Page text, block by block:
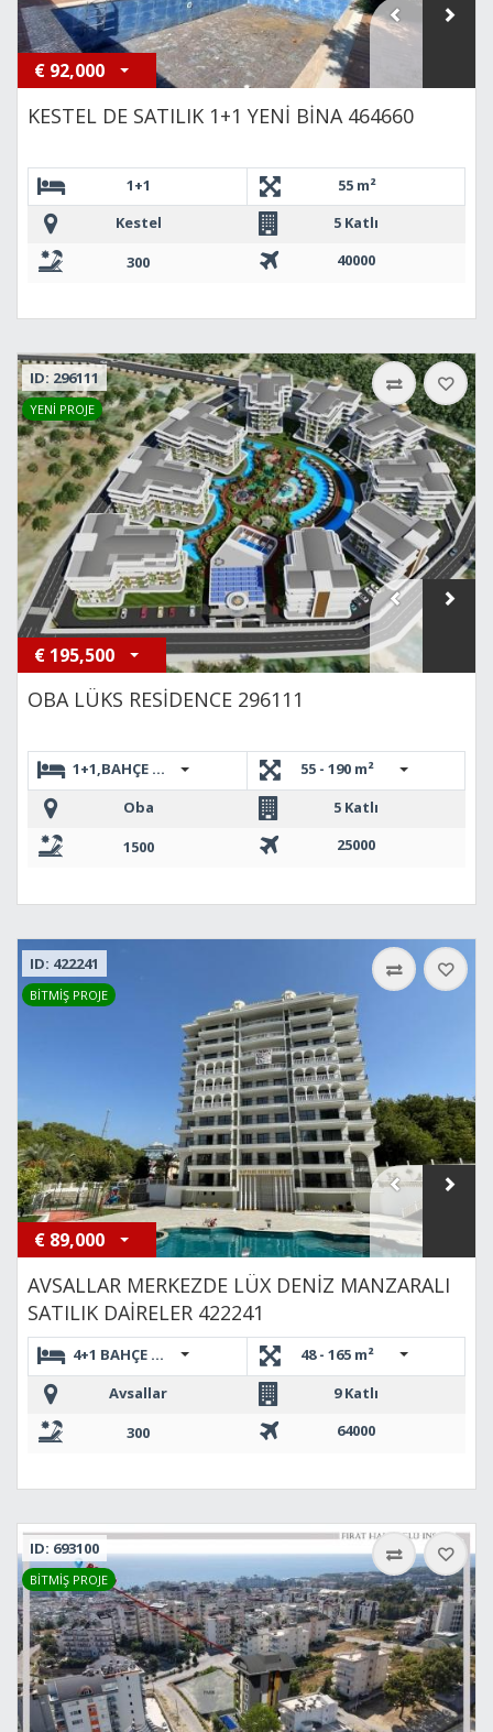
€ 92,000
KESTEL DE SATILIK 1+1 YENİ BİNA 464660
1+1
55 m²
Kestel
5 Katlı
300
40000
ID: 296111
YENİ PROJE
€ 195,500
OBA LÜKS RESİDENCE 296111
1+1,BAHÇE DUBLEKS 2+1,3+1 DUBLEKS,2+1 DUBLEKS
55 - 190 m²
Oba
5 Katlı
1500
25000
ID: 422241
BİTMİŞ PROJE
€ 89,000
AVSALLAR MERKEZDE LÜX DENİZ MANZARALI
SATILIK DAİRELER 422241
4+1 BAHÇE DUBLEKS,1+1,2+1 DUBLEKS,2+1,BAHÇE
48 - 165 m²
Avsallar
9 Katlı
300
64000
ID: 693100
BİTMİŞ PROJE